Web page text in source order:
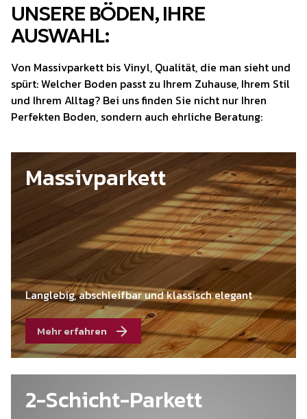
UNSERE BÖDEN, IHRE
AUSWAHL:
Von Massivparkett bis Vinyl, Qualität, die man sieht und
spürt: Welcher Boden passt zu Ihrem Zuhause, Ihrem Stil
und Ihrem Alltag? Bei uns finden Sie nicht nur Ihren
Perfekten Boden, sondern auch ehrliche Beratung:
Massivparkett
Langlebig, abschleifbar und klassisch elegant
Mehr erfahren
2-Schicht-Parkett